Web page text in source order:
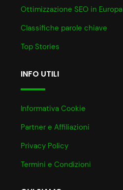
Ottimizzazione SEO in Europa
Classifiche parole chiave
Top Stories
INFO UTILI
Informativa Cookie
Partner e Affiliazioni
Privacy Policy
Termini e Condizioni